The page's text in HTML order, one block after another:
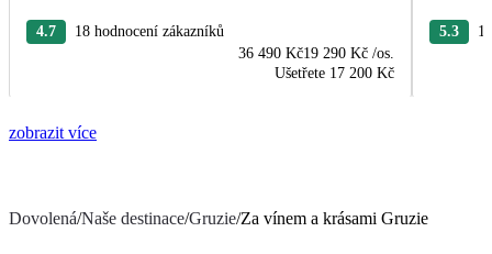
4.7
18 hodnocení zákazníků
36 490 Kč19 290 Kč /os.
Ušetřete 17 200 Kč
5.3
zobrazit více
Dovolená/Naše destinace/Gruzie/Za vínem a krásami Gruzie